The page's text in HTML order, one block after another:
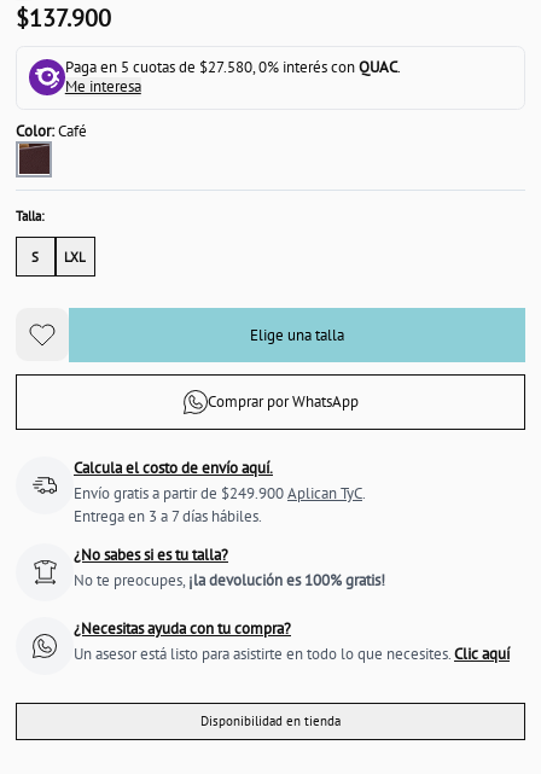
$137.900
Paga en 5 cuotas de $27.580, 0% interés conQUAC.
Me interesa
Color:Café
Talla:
S LXL
Elige una talla
Comprar por WhatsApp
Calcula el costo de envío aquí.
Envío gratis a partir de $249.900Aplican TyC.
Entrega en 3 a 7 días hábiles.
¿No sabes si es tu talla?
No te preocupes, ¡la devolución es 100% gratis!
¿Necesitas ayuda con tu compra?
Un asesor está listo para asistirte en todo lo que necesites.Clic aquí
Disponibilidad en tienda